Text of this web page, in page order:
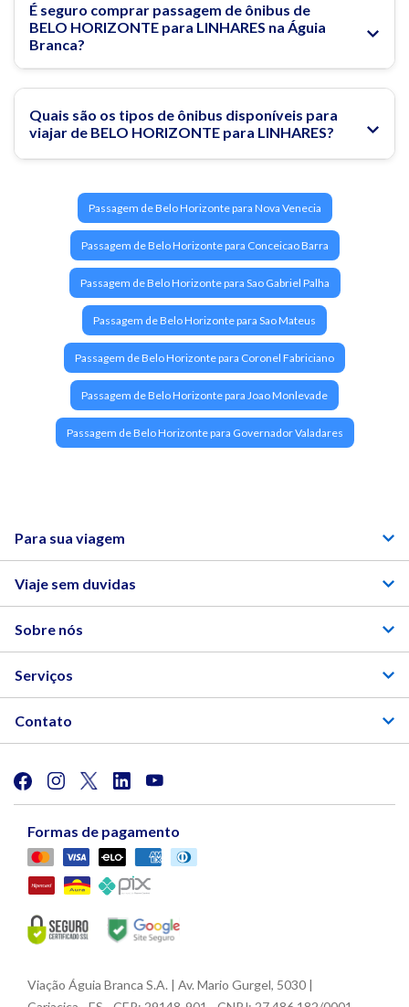
É seguro comprar passagem de ônibus de
BELO HORIZONTE para LINHARES na Águia
Branca?
Quais são os tipos de ônibus disponíveis para
viajar de BELO HORIZONTE para LINHARES?
Passagem de Belo Horizonte para Nova Venecia
Passagem de Belo Horizonte para Conceicao Barra
Passagem de Belo Horizonte para Sao Gabriel Palha
Passagem de Belo Horizonte para Sao Mateus
Passagem de Belo Horizonte para Coronel Fabriciano
Passagem de Belo Horizonte para Joao Monlevade
Passagem de Belo Horizonte para Governador Valadares
Para sua viagem
Viaje sem duvidas
Sobre nós
Serviços
Contato
Formas de pagamento
Viação Águia Branca S.A. | Av. Mario Gurgel, 5030 |